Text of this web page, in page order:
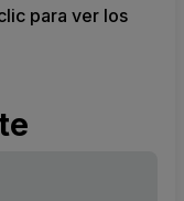
para ver los